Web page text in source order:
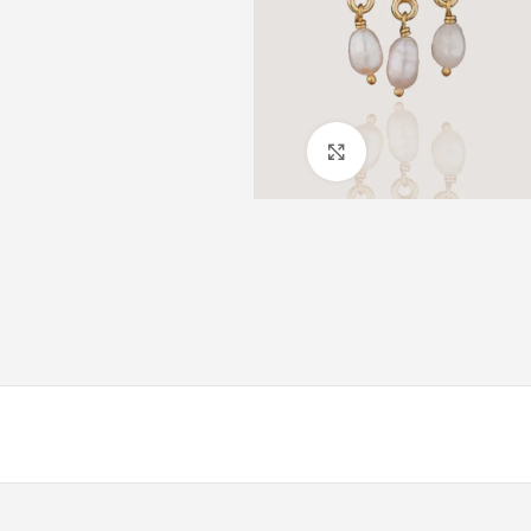
Click to enlarge